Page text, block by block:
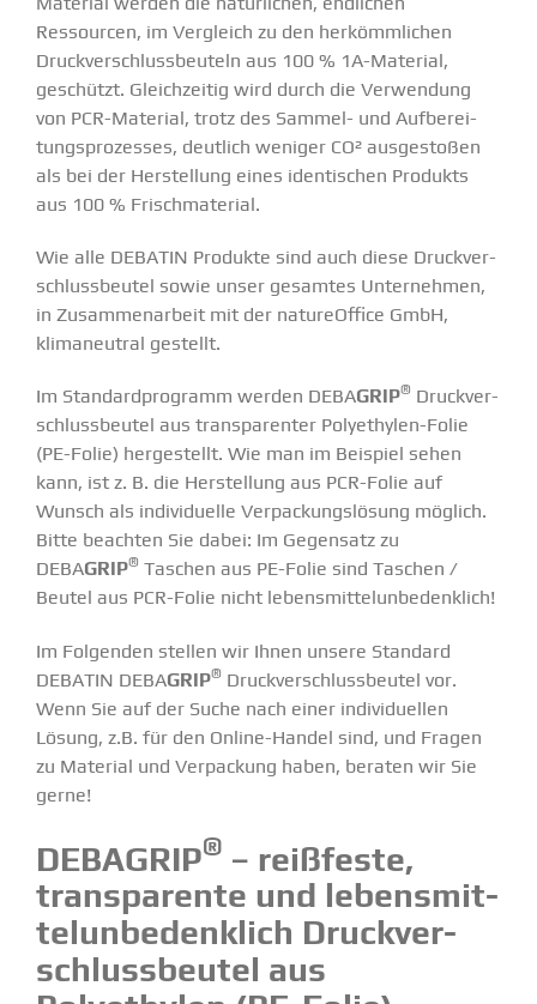
Ressourcen, im Vergleich zu den herkömm­lichen
Druck­ver­schluss­beuteln aus 100 % 1A-Material,
geschützt. Gleich­zeitig wird durch die Verwendung
von PCR-Material, trotz des Sammel- und Aufbe­rei­
tungs­pro­zesses, deutlich weniger CO²ausge­stoßen
als bei der Herstellung eines identi­schen Produkts
aus 100 % Frisch­ma­terial.
Wie alle DEBATIN Produkte sind auch diese Druck­ver­
schluss­beutel sowie unser gesamtes Unter­nehmen,
in Zusam­men­arbeit mit der nature­Office GmbH,
klima­neutral gestellt.
Im Standard­pro­gramm werden DEBAGRIP® Druck­ver­
schluss­beutel aus trans­pa­renter Polyethylen-Folie
(PE-Folie) herge­stellt. Wie man im Beispiel sehen
kann, ist z. B. die Herstellung aus PCR-Folie auf
Wunsch als indivi­duelle Verpa­ckungs­lösung möglich.
Bitte beachten Sie dabei: Im Gegensatz zu
DEBAGRIP® Taschen aus PE-Folie sind Taschen /
Beutel aus PCR-Folie nicht lebens­mit­tel­un­be­denklich!
Im Folgenden stellen wir Ihnen unsere Standard
DEBATIN DEBAGRIP® Druck­ver­schluss­beutel vor.
Wenn Sie auf der Suche nach einer indivi­du­ellen
Lösung, z.B. für den Online-Handel sind, und Fragen
zu Material und Verpa­ckung haben, beraten wir Sie
gerne!
DEBAGRIP®– reißfeste,
trans­pa­rente und lebens­mit­
tel­un­be­denklich Druck­ver­
schluss­beutel aus